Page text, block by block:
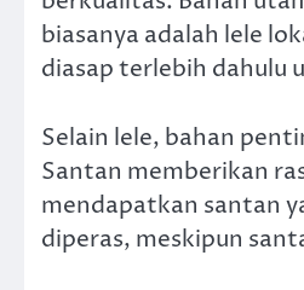
biasanya adalah lele
diasap terlebih dahulu
Selain lele, bahan
Santan memberikan
mendapatkan santan
diperas, meskipun